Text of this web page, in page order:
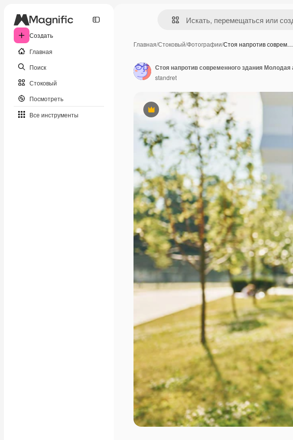
Создать
Главная
Поиск
Стоковый
Посмотреть
Все инструменты
Главная/Стоковый/Фотографии/Стоя напротив соврем…
Премиум
standret